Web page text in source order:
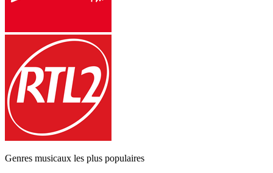
Genres musicaux les plus populaires